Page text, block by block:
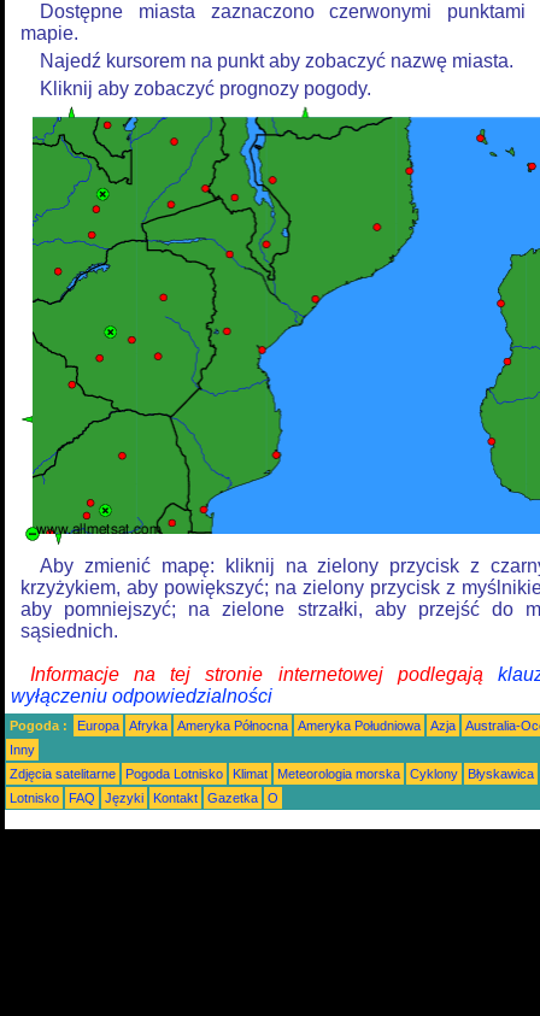
Dostępne miasta zaznaczono czerwonymi punktami
mapie.
Najedź kursorem na punkt aby zobaczyć nazwę miasta.
Kliknij aby zobaczyć prognozy pogody.
Aby zmienić mapę: kliknij na zielony przycisk z
krzyżykiem, aby powiększyć; na zielony przycisk z
aby pomniejszyć; na zielone strzałki, aby przejść do
sąsiednich.
Informacje na tej stronie internetowej podlegają
wyłączeniu odpowiedzialności
Pogoda : Europa Afryka Ameryka Północna Ameryka Południowa Azja
Australia-
Inny
Zdjęcia satelitarne
Pogoda Lotnisko Klimat Meteorologia morska Cyklony
Błyskawica
Lotnisko
FAQ Języki Kontakt Gazetka O